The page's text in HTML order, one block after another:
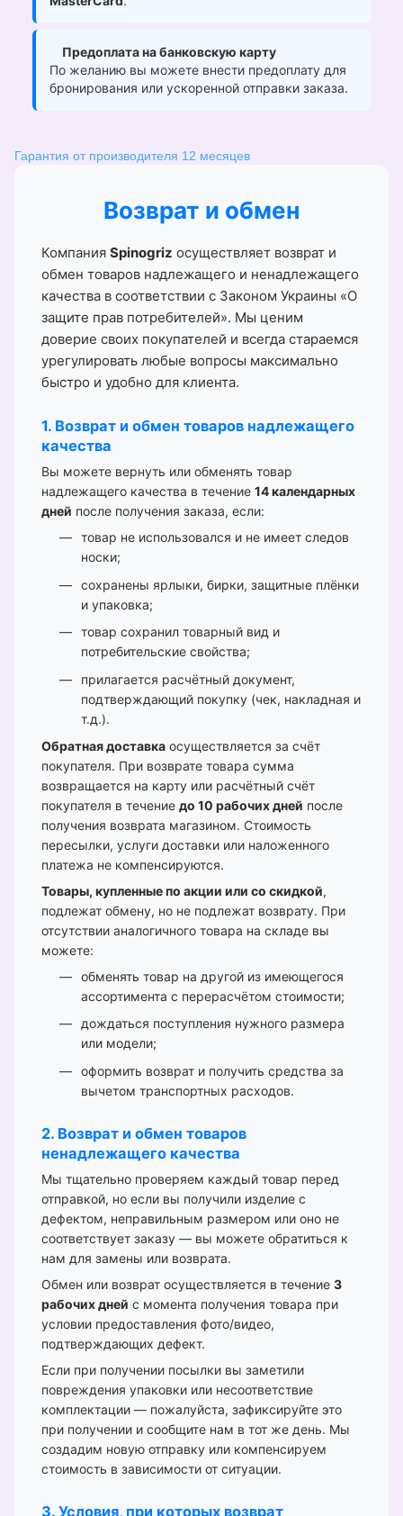
Предоплата на банковскую карту
По желанию вы можете внести предоплату для
бронирования или ускоренной отправки заказа.
Гарантия от производителя 12 месяцев
Возврат и обмен
Компания Spinogriz осуществляет возврат и
обмен товаров надлежащего и ненадлежащего
качества в соответствии с Законом Украины «О
защите прав потребителей». Мы ценим
доверие своих покупателей и всегда стараемся
урегулировать любые вопросы максимально
быстро и удобно для клиента.
1. Возврат и обмен товаров надлежащего
качества
Вы можете вернуть или обменять товар
надлежащего качества в течение 14 календарных
дней после получения заказа, если:
товар не использовался и не имеет следов
носки;
сохранены ярлыки, бирки, защитные плёнки
и упаковка;
товар сохранил товарный вид и
потребительские свойства;
прилагается расчётный документ,
подтверждающий покупку (чек, накладная и
т.д.).
Обратная доставка осуществляется за счёт
покупателя. При возврате товара сумма
возвращается на карту или расчётный счёт
покупателя в течение до 10 рабочих дней после
получения возврата магазином. Стоимость
пересылки, услуги доставки или наложенного
платежа не компенсируются.
Товары, купленные по акции или со скидкой,
подлежат обмену, но не подлежат возврату. При
отсутствии аналогичного товара на складе вы
можете:
обменять товар на другой из имеющегося
ассортимента с перерасчётом стоимости;
дождаться поступления нужного размера
или модели;
оформить возврат и получить средства за
вычетом транспортных расходов.
2. Возврат и обмен товаров
ненадлежащего качества
Мы тщательно проверяем каждый товар перед
отправкой, но если вы получили изделие с
дефектом, неправильным размером или оно не
соответствует заказу — вы можете обратиться к
нам для замены или возврата.
Обмен или возврат осуществляется в течение 3
рабочих дней с момента получения товара при
условии предоставления фото/видео,
подтверждающих дефект.
Если при получении посылки вы заметили
повреждения упаковки или несоответствие
комплектации — пожалуйста, зафиксируйте это
при получении и сообщите нам в тот же день. Мы
создадим новую отправку или компенсируем
стоимость в зависимости от ситуации.
3. Условия, при которых возврат